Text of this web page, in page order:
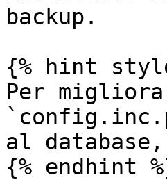
backup.
{% hint
Per
al
{% endhint